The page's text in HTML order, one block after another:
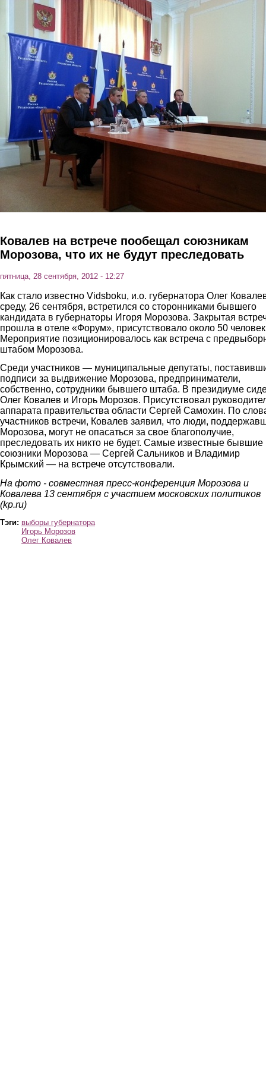
Перейти к основному содержанию
Ковалев на встрече пообещал союзникам
Морозова, что их не будут преследовать
пятница, 28 сентября, 2012 - 12:27
Как стало известно Vidsboku, и.о. губернатора Олег
среду, 26 сентября, встретился со сторонниками бывшего
кандидата в губернаторы Игоря Морозова. Закрытая
прошла в отеле «Форум», присутствовало около 50
Мероприятие позиционировалось как встреча с
штабом Морозова.
Среди участников — муниципальные депутаты,
подписи за выдвижение Морозова, предприниматели,
собственно, сотрудники бывшего штаба. В президиуме
Олег Ковалев и Игорь Морозов. Присутствовал
аппарата правительства области Сергей Самохин. По
участников встречи, Ковалев заявил, что люди,
Морозова, могут не опасаться за свое благополучие,
преследовать их никто не будет. Самые известные бывшие
союзники Морозова — Сергей Сальников и Владимир
Крымский — на встрече отсутствовали.
На фото - совместная пресс-конференция Морозова и
Ковалева 13 сентября с участием московских политиков
(kp.ru)
Тэги: выборы губернатора
Игорь Морозов
Олег Ковалев